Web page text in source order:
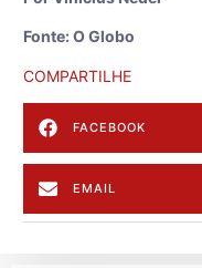
Fonte:O Globo
COMPARTILHE
FACEBOOK
EMAIL